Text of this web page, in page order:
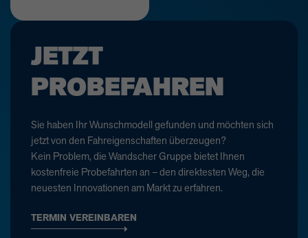
JETZT
PROBEFAHREN
Sie haben Ihr Wunschmodell gefunden und möchten sich
jetzt von den Fahreigenschaften überzeugen?
Kein Problem, die Wandscher Gruppe bietet Ihnen
kostenfreie Probefahrten an – den direktesten Weg, die
neuesten Innovationen am Markt zu erfahren.
TERMIN VEREINBAREN